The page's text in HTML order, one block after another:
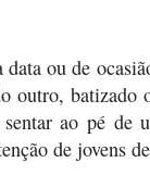
ou de
outro, batizado
ao pé de
de jovens